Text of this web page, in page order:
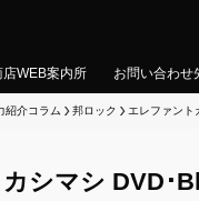
WEB案内所 お問い合わせ
紹介コラム 邦ロック エレファント
シマシ DVD･